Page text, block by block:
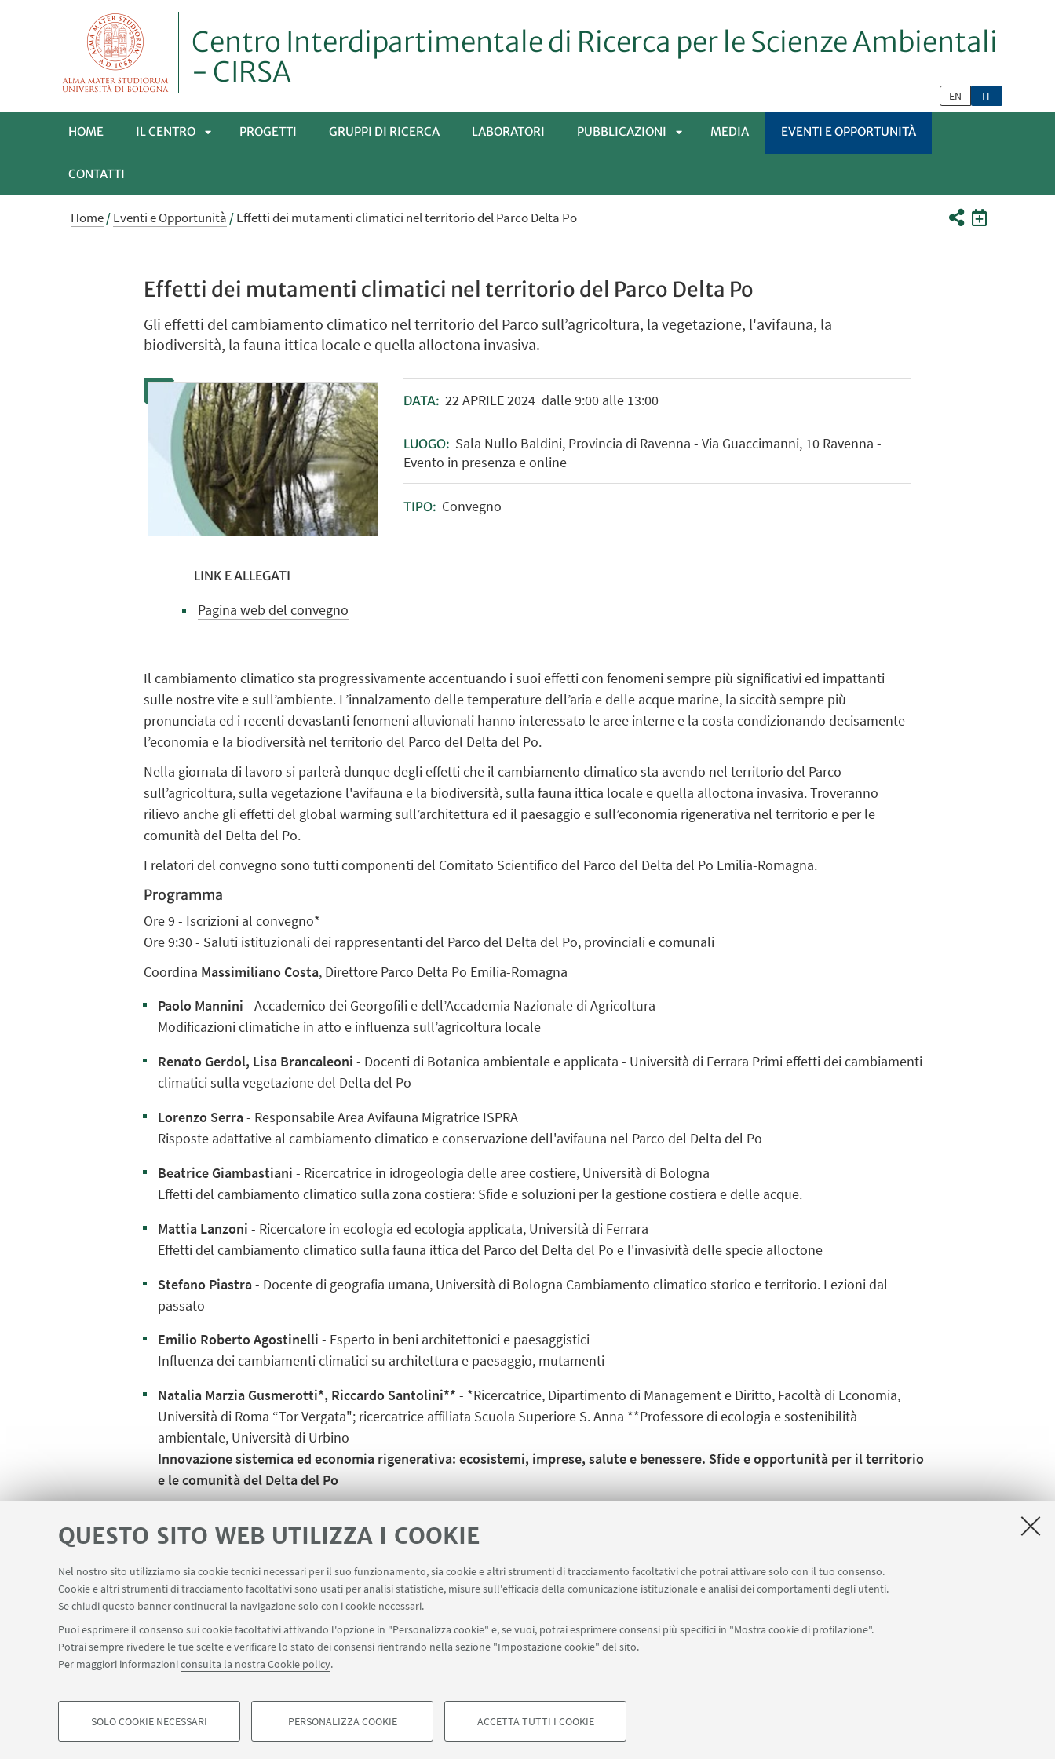
QUESTO SITO WEB UTILIZZA I COOKIE
Nel nostro sito utilizziamo sia cookie tecnici necessari per il suo funzionamento, sia cookie e altri strumenti di tracciamento facoltativi che potrai attivare solo con il tuo consenso.
Cookie e altri strumenti di tracciamento facoltativi sono usati per analisi statistiche, misure sull'efficacia della comunicazione istituzionale e analisi dei comportamenti degli utenti.
Se chiudi questo banner continuerai la navigazione solo con i cookie necessari.
Puoi esprimere il consenso sui cookie facoltativi attivando l'opzione in "Personalizza cookie" e, se vuoi, potrai esprimere consensi più specifici in "Mostra cookie di profilazione".
Potrai sempre rivedere le tue scelte e verificare lo stato dei consensi rientrando nella sezione "Impostazione cookie" del sito.
Per maggiori informazioniconsulta la nostra Cookie policy.
COOKIE DI PROFILAZIONE - FACOLTATIVI COOKIE TECNICI - NECESSARI
SOLO COOKIE NECESSARI PERSONALIZZA COOKIE ACCETTA TUTTI I COOKIE
Centro Interdipartimentale di Ricerca per le Scienze Ambientali
- CIRSA
EN IT
HOME IL CENTRO
SOTTOMENÙ
PROGETTI GRUPPI DI RICERCA LABORATORI PUBBLICAZIONI MEDIA EVENTI E OPPORTUNITÀ
CONTATTI
Home/Eventi e Opportunità /Effetti dei mutamenti climatici nel territorio del Parco Delta Po
Effetti dei mutamenti climatici nel territorio del Parco Delta Po
Gli effetti del cambiamento climatico nel territorio del Parco sull’agricoltura, la vegetazione, l'avifauna, la
biodiversità, la fauna ittica locale e quella alloctona invasiva.
DATA: 22 APRILE2024 dalle 9:00 alle 13:00
LUOGO: Sala Nullo Baldini, Provincia di Ravenna - Via Guaccimanni, 10 Ravenna -
Evento in presenza e online
TIPO: Convegno
LINK E ALLEGATI
Pagina web del convegno
Il cambiamento climatico sta progressivamente accentuando i suoi effetti con fenomeni sempre più significativi ed impattanti
sulle nostre vite e sull’ambiente. L’innalzamento delle temperature dell’aria e delle acque marine, la siccità sempre più
pronunciata ed i recenti devastanti fenomeni alluvionali hanno interessato le aree interne e la costa condizionando decisamente
l’economia e la biodiversità nel territorio del Parco del Delta del Po.
Nella giornata di lavoro si parlerà dunque degli effetti che il cambiamento climatico sta avendo nel territorio del Parco
sull’agricoltura, sulla vegetazione l'avifauna e la biodiversità, sulla fauna ittica locale e quella alloctona invasiva. Troveranno
rilievo anche gli effetti del global warming sull’architettura ed il paesaggio e sull’economia rigenerativa nel territorio e per le
comunità del Delta del Po.
I relatori del convegno sono tutti componenti del Comitato Scientifico del Parco del Delta del Po Emilia-Romagna.
Programma
Ore 9 - Iscrizioni al convegno*
Ore 9:30 - Saluti istituzionali dei rappresentanti del Parco del Delta del Po, provinciali e comunali
Coordina Massimiliano Costa, Direttore Parco Delta Po Emilia-Romagna
Paolo Mannini- Accademico dei Georgofili e dell’Accademia Nazionale di Agricoltura
Modificazioni climatiche in atto e influenza sull’agricoltura locale
Renato Gerdol, Lisa Brancaleoni- Docenti di Botanica ambientale e applicata - Università di Ferrara Primi effetti dei cambiamenti
climatici sulla vegetazione del Delta del Po
Lorenzo Serra- Responsabile Area Avifauna Migratrice ISPRA
Risposte adattative al cambiamento climatico e conservazione dell'avifauna nel Parco del Delta del Po
Beatrice Giambastiani - Ricercatrice in idrogeologia delle aree costiere, Università di Bologna
Effetti del cambiamento climatico sulla zona costiera: Sfide e soluzioni per la gestione costiera e delle acque.
Mattia Lanzoni- Ricercatore in ecologia ed ecologia applicata, Università di Ferrara
Effetti del cambiamento climatico sulla fauna ittica del Parco del Delta del Po e l'invasività delle specie alloctone
Stefano Piastra- Docente di geografia umana, Università di Bologna Cambiamento climatico storico e territorio. Lezioni dal
passato
Emilio Roberto Agostinelli - Esperto in beni architettonici e paesaggistici
Influenza dei cambiamenti climatici su architettura e paesaggio, mutamenti
Natalia Marzia Gusmerotti*, Riccardo Santolini** - *Ricercatrice, Dipartimento di Management e Diritto, Facoltà di Economia,
Università di Roma “Tor Vergata"; ricercatrice affiliata Scuola Superiore S. Anna **Professore di ecologia e sostenibilità
ambientale, Università di Urbino
Innovazione sistemica ed economia rigenerativa: ecosistemi, imprese, salute e benessere. Sfide e opportunità per il territorio
e le comunità del Delta del Po
*La partecipazione al convegno concorre al riconoscimento dei Crediti Formativi per gli iscritti all’Ordine degli Architetti,
Pianificatori, Paesaggisti, Conservatori della Provincia di Ravenna (3 CFP) e all’Ordine degli Agronomi della Provincia di Ravenna.
Evento in diretta:https://guest.lifesizecloud.com/21129295
https://forms.gle/n5iLJv3HgcSF6S9f6
©Copyright 2026 - ALMA MATER STUDIORUM - Università di Bologna - Via Zamboni, 33 - 40126 Bologna - PI: 01131710376 - CF: 80007010376 -